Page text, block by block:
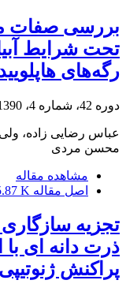
بررسی صفات
تحت شرایط
رگه‌های
دوره 42، شماره 4، 1390، صفحه
عباس رضایی زاده،
محسن مردی
مشاهده مقاله
اصل مقاله K
تجزیه سازگاری
ذرت دانه ای
پراکنش ژنوتیپی